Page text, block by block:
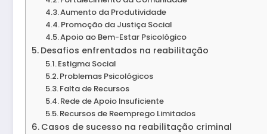
Aumento da Produtividade
Promoção da Justiça Social
Apoio ao Bem-Estar Psicológico
Desafios enfrentados na reabilitação
Estigma Social
Problemas Psicológicos
Falta de Recursos
Rede de Apoio Insuficiente
Recursos de Reemprego Limitados
Casos de sucesso na reabilitação criminal